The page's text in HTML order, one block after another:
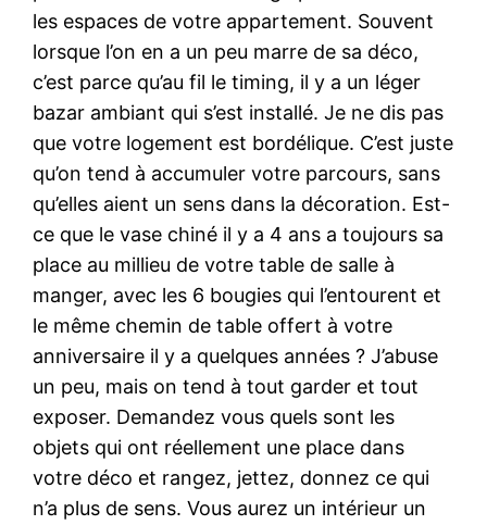
les espaces de votre appartement. Souvent
lorsque l’on en a un peu marre de sa déco,
c’est parce qu’au fil le timing, il y a un léger
bazar ambiant qui s’est installé. Je ne dis pas
que votre logement est bordélique. C’est juste
qu’on tend à accumuler votre parcours, sans
qu’elles aient un sens dans la décoration. Est-
ce que le vase chiné il y a 4 ans a toujours sa
place au millieu de votre table de salle à
manger, avec les 6 bougies qui l’entourent et
le même chemin de table offert à votre
anniversaire il y a quelques années ? J’abuse
un peu, mais on tend à tout garder et tout
exposer. Demandez vous quels sont les
objets qui ont réellement une place dans
votre déco et rangez, jettez, donnez ce qui
n’a plus de sens. Vous aurez un intérieur un